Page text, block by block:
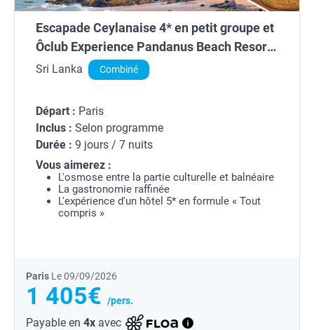
Escapade Ceylanaise 4* en petit groupe et
Ôclub Experience Pandanus Beach Resort
& Spa 5*
Sri Lanka Combiné
Départ : Paris
Inclus : Selon programme
Durée : 9 jours / 7 nuits
Vous aimerez :
L'osmose entre la partie culturelle et balnéaire
La gastronomie raffinée
L'expérience d'un hôtel 5* en formule « Tout
compris »
Paris Le 09/09/2026
1 405€ /pers.
Payable en 4x avec